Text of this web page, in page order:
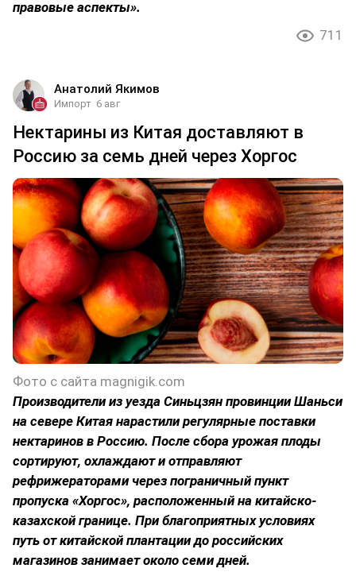
правовые аспекты».
711
Анатолий Якимов
Импорт 6 авг
Нектарины из Китая доставляют в
Россию за семь дней через Хоргос
Фото с сайта magnigik.com
Производители из уезда Синьцзян провинции Шаньси
на севере Китая нарастили регулярные поставки
нектаринов в Россию. После сбора урожая плоды
сортируют, охлаждают и отправляют
рефрижераторами через пограничный пункт
пропуска «Хоргос», расположенный на китайско-
казахской границе. При благоприятных условиях
путь от китайской плантации до российских
магазинов занимает около семи дней.